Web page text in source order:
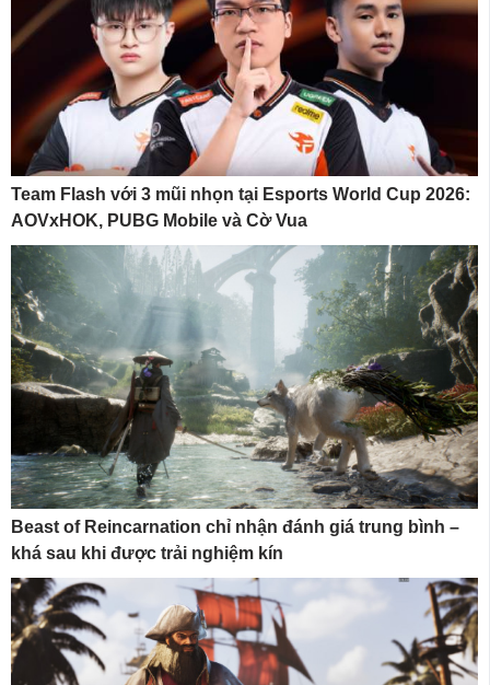
Team Flash với 3 mũi nhọn tại Esports World Cup 2026:
AOVxHOK, PUBG Mobile và Cờ Vua
Beast of Reincarnation chỉ nhận đánh giá trung bình –
khá sau khi được trải nghiệm kín